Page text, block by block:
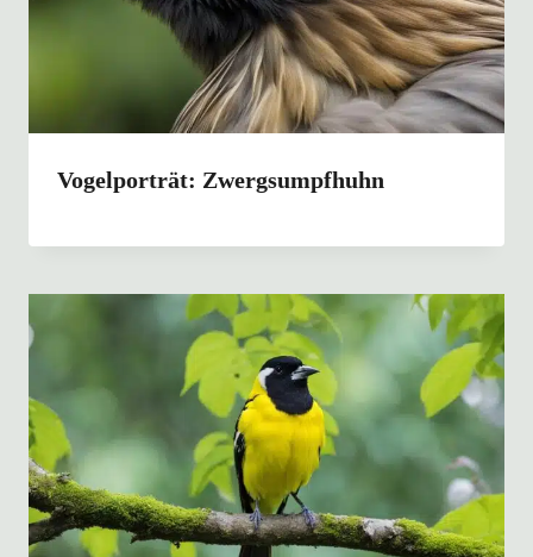
Vogelporträt: Zwergsumpfhuhn